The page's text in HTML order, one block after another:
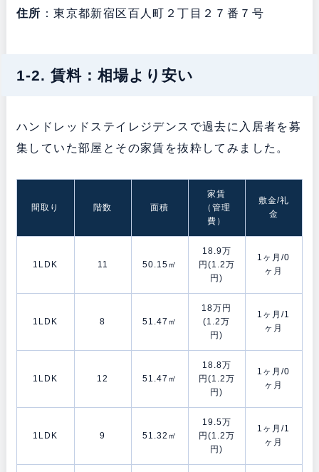
住所 ：東京都新宿区百人町２丁目２７番７号
1-2. 賃料：相場より安い
ハンドレッドステイレジデンスで過去に入居者を募
集していた部屋とその家賃を抜粋してみました。
間取り 階数 面積
家賃
（管理
費）
敷金/礼
金
1LDK 11 50.15㎡
18.9万
円(1.2万
円)
1ヶ月/0
ヶ月
1LDK 8 51.47㎡
18万円
(1.2万
円)
1ヶ月/1
ヶ月
1LDK 12 51.47㎡
18.8万
円(1.2万
円)
1ヶ月/0
ヶ月
1LDK 9 51.32㎡
19.5万
円(1.2万
円)
1ヶ月/1
ヶ月